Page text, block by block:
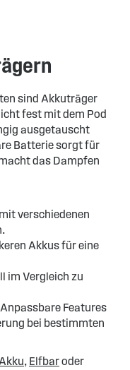
sind Akkuträger
fest mit dem Pod
ausgetauscht
Batterie sorgt für
das Dampfen
verschiedenen
Akkus für eine
im Vergleich zu
Anpassbare Features
bei bestimmten
, Elfbaroder